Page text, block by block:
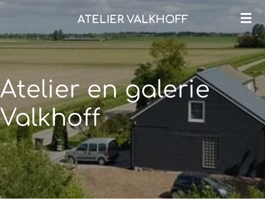
naar
de
hoofdinhoud
ATELIER VALKHOFF
Atelier en galerie
Valkhoff